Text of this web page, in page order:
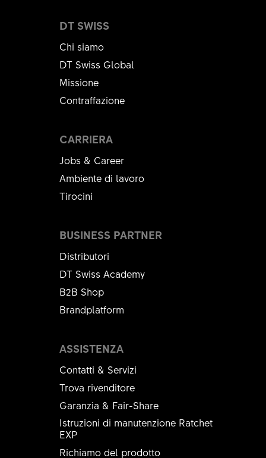
DT SWISS
Chi siamo
DT Swiss Global
Missione
Contraffazione
CARRIERA
Jobs & Career
Ambiente di lavoro
Tirocini
ASSISTENZA
Contatti & Servizi
Trova rivenditore
Garanzia & Fair-Share
Istruzioni di manutenzione Ratchet
EXP
Richiamo del prodotto
BUSINESS PARTNER
Distributori
DT Swiss Academy
B2B Shop
Brandplatform